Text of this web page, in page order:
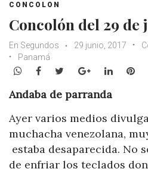
CONCOLON
Concolón del 29 de
En Segundos 29 junio, 2017
Panamá
WhatsApp
Facebook
TwitterGoogle+LinkedIn
Andaba de parranda
Ayer varios medios
muchacha venezolana,
estaba desaparecida. No
de enfriar los teclados